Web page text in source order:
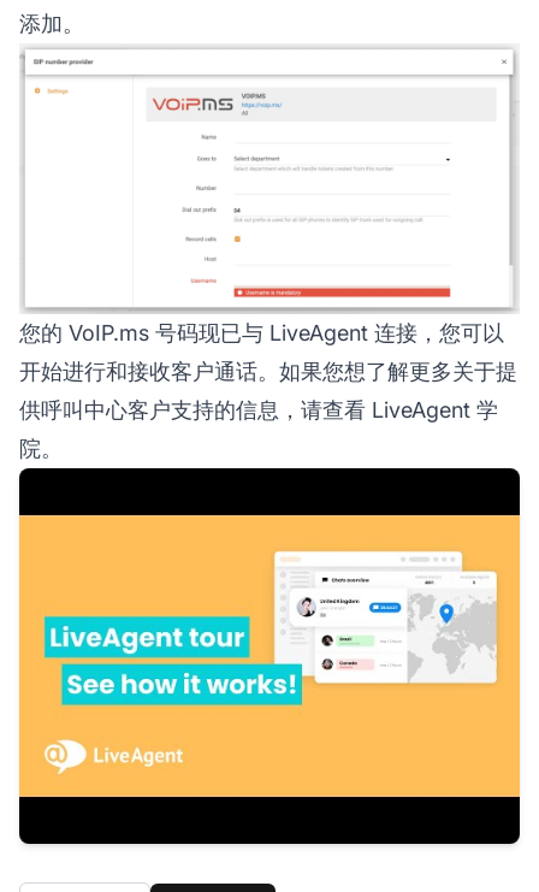
添加。
您的 VoIP.ms 号码现已与 LiveAgent 连接，您可以
开始进行和接收客户通话。如果您想了解更多关于提
供呼叫中心客户支持的信息，请查看 LiveAgent 学
院。